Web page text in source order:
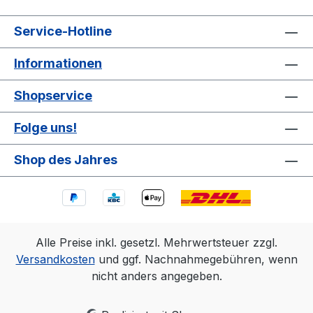
überläuft. Bei 17 Liter Wasser empfehlen wir 90
ml Pearl Rain Shampoo Konzentrat (9
Käppchen). Lieferumfang: 1 x Liquid Elements
Wascheimer 22 Liter CleanCar blau 1 x
Wascheinsatz / Eimereinsatz 1 x Deckelaufsatz
für Wascheimer
Service-Hotline
Informationen
Shopservice
Folge uns!
Shop des Jahres
Alle Preise inkl. gesetzl. Mehrwertsteuer zzgl.
Versandkostenund ggf. Nachnahmegebühren, wenn
nicht anders angegeben.